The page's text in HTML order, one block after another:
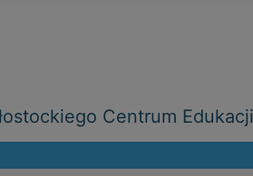
Centrum Edukacji